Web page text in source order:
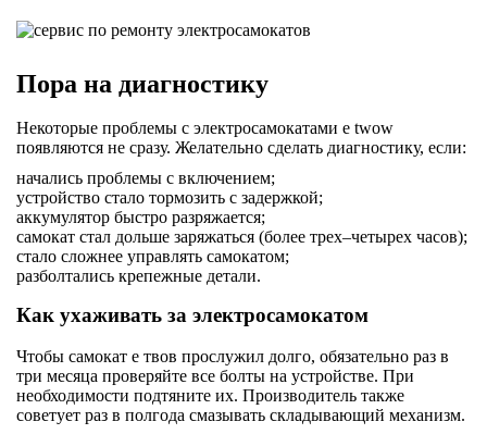
Пора на диагностику
Некоторые проблемы с электросамокатами e twow
появляются не сразу. Желательно сделать диагностику, если:
начались проблемы с включением;
устройство стало тормозить с задержкой;
аккумулятор быстро разряжается;
самокат стал дольше заряжаться (более трех–четырех часов);
стало сложнее управлять самокатом;
разболтались крепежные детали.
Как ухаживать за электросамокатом
Чтобы самокат е твов прослужил долго, обязательно раз в
три месяца проверяйте все болты на устройстве. При
необходимости подтяните их. Производитель также
советует раз в полгода смазывать складывающий механизм.